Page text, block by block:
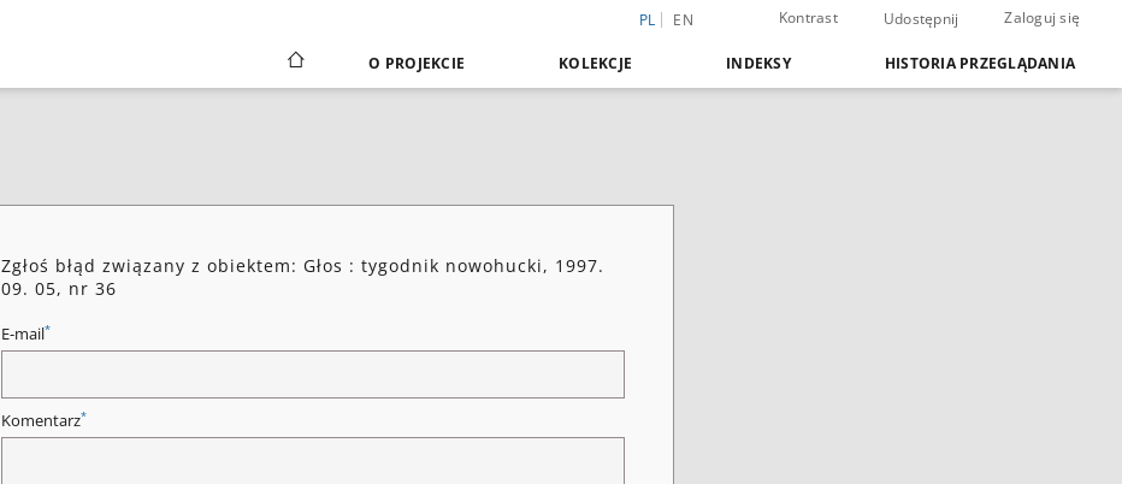
PL EN Kontrast Udostępnij Zaloguj się
O PROJEKCIE KOLEKCJE INDEKSY HISTORIA PRZEGLĄDANIA
Zgłoś błąd związany z obiektem: Głos : tygodnik nowohucki, 1997.
09. 05, nr 36
E-mail*
Komentarz*